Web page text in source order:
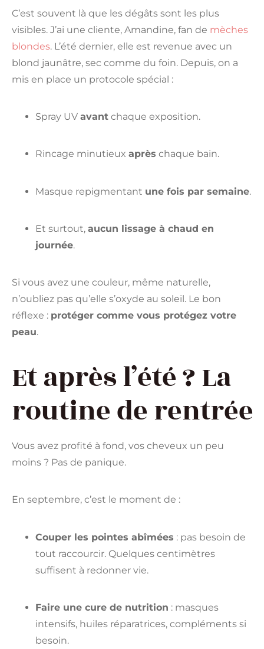
C’est souvent là que les dégâts sont les plus
visibles. J’ai une cliente, Amandine, fan de mèches
blondes. L’été dernier, elle est revenue avec un
blond jaunâtre, sec comme du foin. Depuis, on a
mis en place un protocole spécial :
Spray UV avant chaque exposition.
Rincage minutieux après chaque bain.
Masque repigmentant une fois par semaine.
Et surtout, aucun lissage à chaud en
journée.
Si vous avez une couleur, même naturelle,
n’oubliez pas qu’elle s’oxyde au soleil. Le bon
réflexe : protéger comme vous protégez votre
peau.
Et après l’été ? La
routine de rentrée
Vous avez profité à fond, vos cheveux un peu
moins ? Pas de panique.
En septembre, c’est le moment de :
Couper les pointes abîmées : pas besoin de
tout raccourcir. Quelques centimètres
suffisent à redonner vie.
Faire une cure de nutrition : masques
intensifs, huiles réparatrices, compléments si
besoin.